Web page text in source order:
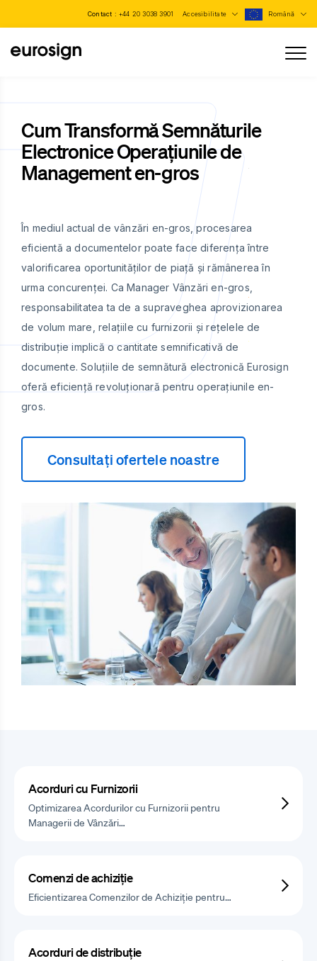
Contact : +44 20 3038 3901 Accesibilitate Română
Cum Transformă Semnăturile
Electronice Operațiunile de
Management en-gros
În mediul actual de vânzări en-gros, procesarea
eficientă a documentelor poate face diferența între
valorificarea oportunităților de piață și rămânerea în
urma concurenței. Ca Manager Vânzări en-gros,
responsabilitatea ta de a supraveghea aprovizionarea
de volum mare, relațiile cu furnizorii și rețelele de
distribuție implică o cantitate semnificativă de
documente. Soluțiile de semnătură electronică Eurosign
oferă eficiență revoluționară pentru operațiunile en-
gros.
Consultați ofertele noastre
Acorduri cu Furnizorii
Optimizarea Acordurilor cu Furnizorii pentru
Managerii de Vânzări…
Comenzi de achiziție
Eficientizarea Comenzilor de Achiziție pentru…
Acorduri de distribuție